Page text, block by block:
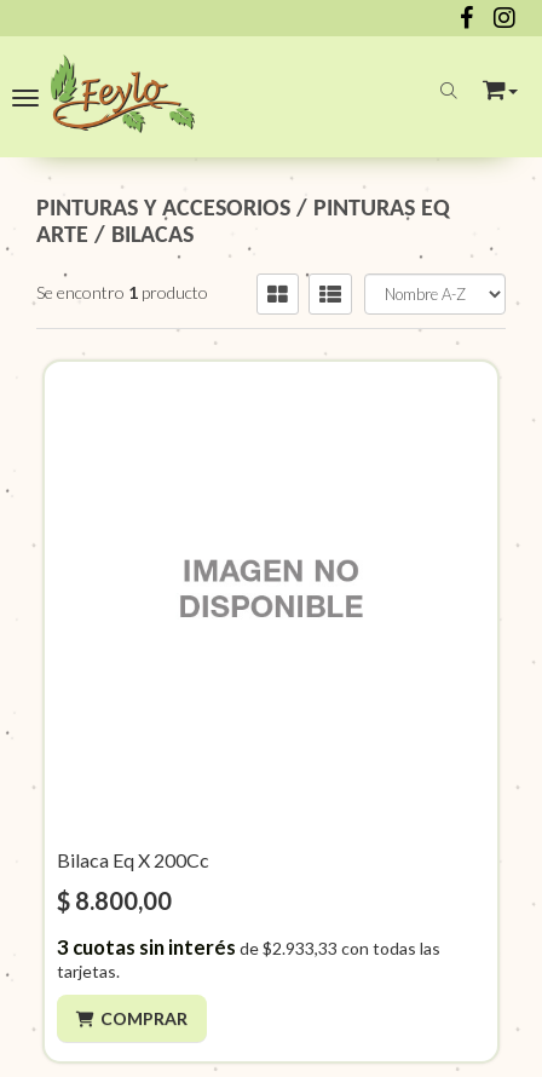
Toggle navigation
PINTURAS Y ACCESORIOS / PINTURAS EQ
ARTE / BILACAS
Se encontro 1 producto
Bilaca Eq X 200Cc
$ 8.800,00
3cuotas sin interés de$2.933,33 con todas las
tarjetas.
COMPRAR